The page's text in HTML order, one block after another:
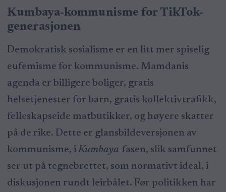
Kumbaya-kommunisme for TikTok-
generasjonen
Demokratisk sosialisme er en litt mer spiselig
eufemisme for kommunisme. Mamdanis
agenda er billigere boliger, gratis
helsetjenester for barn, gratis kollektivtrafikk,
felleskapseide matbutikker, og høyere skatter
på de rike. Dette er glansbildeversjonen av
kommunisme, i Kumbaya-fasen, slik samfunnet
ser ut på tegnebrettet, som normativt ideal, i
diskusjonen rundt leirbålet. Før politikken har